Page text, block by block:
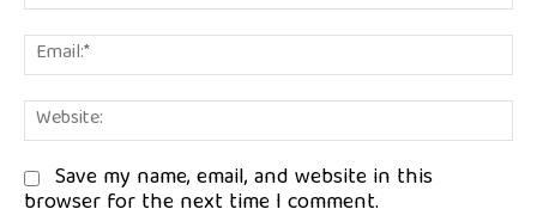
Save my name, email, and website in this